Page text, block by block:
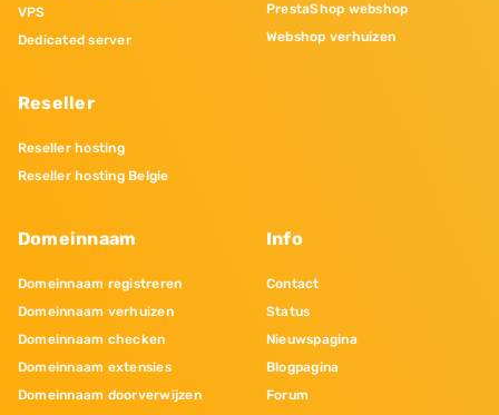
VPS
Dedicated server
Reseller
Reseller hosting
Reseller hosting Belgie
PrestaShop webshop
Webshop verhuizen
Domeinnaam
Domeinnaam registreren
Domeinnaam verhuizen
Domeinnaam checken
Domeinnaam extensies
Domeinnaam doorverwijzen
Info
Contact
Status
Nieuwspagina
Blogpagina
Forum